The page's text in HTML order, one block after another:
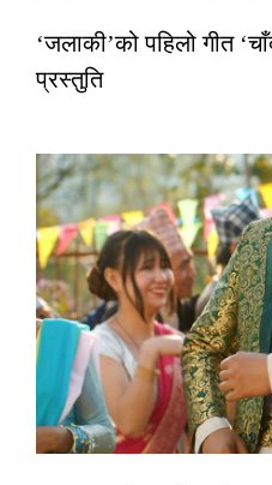
‘जलाकी’को पहिलो गीत
प्रस्तुति